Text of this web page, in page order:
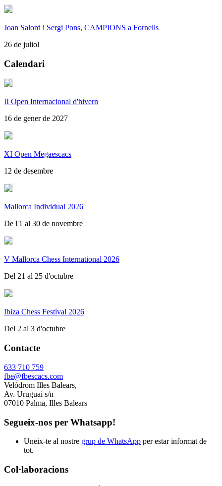
Joan Salord i Sergi Pons, CAMPIONS a Fornells
26 de juliol
Calendari
II Open Internacional d'hivern
16 de gener de 2027
XI Open Megaescacs
12 de desembre
Mallorca Individual 2026
De l'1 al 30 de novembre
V Mallorca Chess International 2026
Del 21 al 25 d'octubre
Ibiza Chess Festival 2026
Del 2 al 3 d'octubre
Contacte
633 710 759
fbe@fbescacs.com
Velòdrom Illes Balears,
Av. Uruguai s/n
07010 Palma, Illes Balears
Segueix-nos per Whatsapp!
Uneix-te al nostre grup de WhatsApp per estar informat de
tot.
Col·laboracions